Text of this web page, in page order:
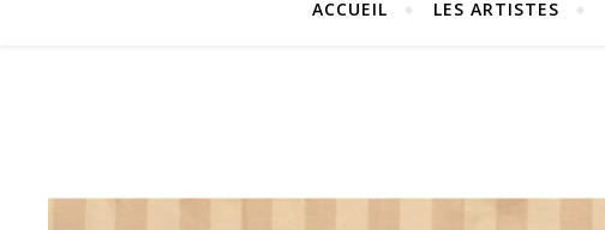
ACCUEIL LES ARTISTES